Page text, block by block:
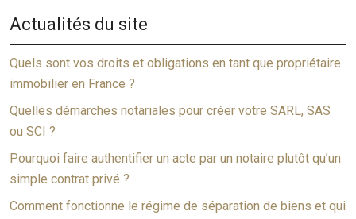
Actualités du site
Quels sont vos droits et obligations en tant que propriétaire
immobilier en France ?
Quelles démarches notariales pour créer votre SARL, SAS
ou SCI ?
Pourquoi faire authentifier un acte par un notaire plutôt qu’un
simple contrat privé ?
Comment fonctionne le régime de séparation de biens et qui